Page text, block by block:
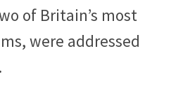
of Britain’s most
were addressed